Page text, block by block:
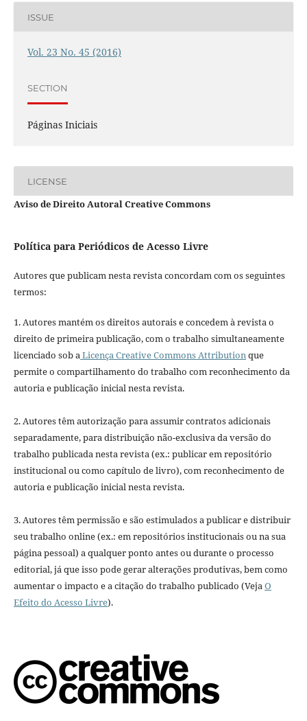
ISSUE
Vol. 23 No. 45 (2016)
SECTION
Páginas Iniciais
LICENSE
Aviso de Direito Autoral Creative Commons
Política para Periódicos de Acesso Livre
Autores que publicam nesta revista concordam com os seguintes
termos:
1. Autores mantém os direitos autorais e concedem à revista o
direito de primeira publicação, com o trabalho simultaneamente
licenciado sob aLicença Creative Commons Attributionque
permite o compartilhamento do trabalho com reconhecimento da
autoria e publicação inicial nesta revista.
2. Autores têm autorização para assumir contratos adicionais
separadamente, para distribuição não-exclusiva da versão do
trabalho publicada nesta revista (ex.: publicar em repositório
institucional ou como capítulo de livro), com reconhecimento de
autoria e publicação inicial nesta revista.
3. Autores têm permissão e são estimulados a publicar e distribuir
seu trabalho online (ex.: em repositórios institucionais ou na sua
página pessoal) a qualquer ponto antes ou durante o processo
editorial, já que isso pode gerar alterações produtivas, bem como
aumentar o impacto e a citação do trabalho publicado (VejaO
Efeito do Acesso Livre).